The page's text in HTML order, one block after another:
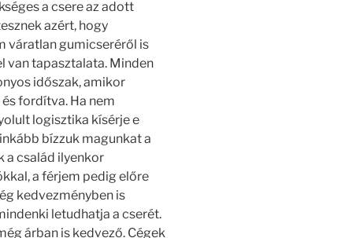
a csere az adott
azért, hogy
váratlan gumicseréről is
van tapasztalata. Minden
időszak, amikor
fordítva. Ha nem
logisztika kísérje e
bízzuk magunkat a
a család ilyenkor
a férjem pedig előre
kedvezményben is
letudhatja a cserét.
árban is kedvező. Cégek